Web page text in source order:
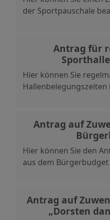
der Sportpauschale
Antrag für
Hier können Sie
Hallenbelegungszeiten
Antrag auf
Hier können Sie den
aus dem
Antrag auf
„Dorsten